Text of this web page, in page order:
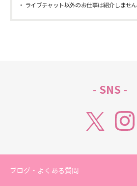
ライブチャット以外のお仕事は紹介しません
- SNS -
ブログ・よくある質問